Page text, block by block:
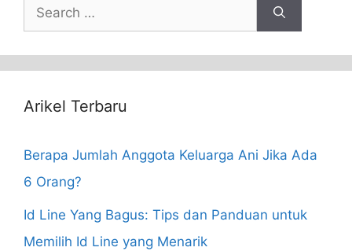
Search
for:
Arikel Terbaru
Berapa Jumlah Anggota Keluarga Ani Jika Ada
6 Orang?
Id Line Yang Bagus: Tips dan Panduan untuk
Memilih Id Line yang Menarik